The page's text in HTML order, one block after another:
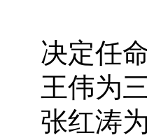
决定任
王伟为三
张红涛为